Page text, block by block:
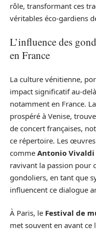
rôle, transformant ces
véritables éco-gardiens
L’influence des
en France
La culture vénitienne,
impact significatif au-
notamment en France.
prospéré à Venise,
de concert françaises,
ce répertoire. Les
comme Antonio Vivaldi
ravivant la passion pour
gondoliers, en tant que
influencent ce dialogue
À Paris, le Festival de
met souvent en avant